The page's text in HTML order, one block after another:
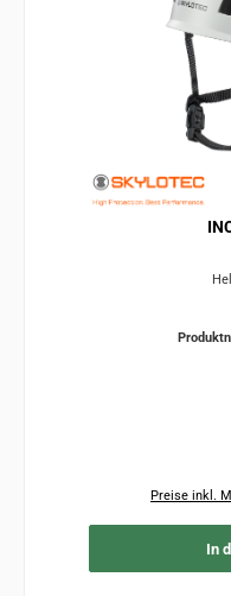
Preise inkl.
In